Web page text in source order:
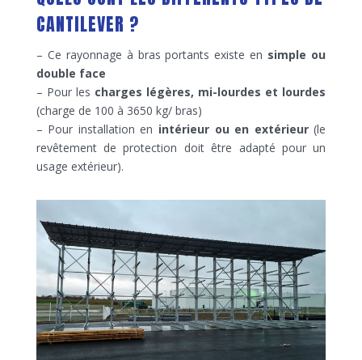
CANTILEVER ?
– Ce rayonnage à bras portants existe en simple ou
double face
– Pour les charges légères, mi-lourdes et lourdes
(charge de 100 à 3650 kg/ bras)
– Pour installation en intérieur ou en extérieur(le
revêtement de protection doit être adapté pour un
usage extérieur).